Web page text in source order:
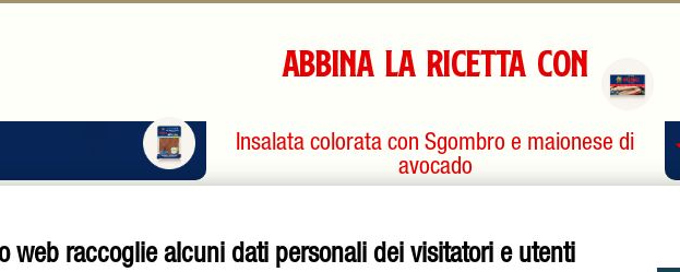
Abbina la Ricetta con
Insalata colorata con Sgombro e maionese di
avocado
web raccoglie alcuni dati personali dei visitatori e utenti